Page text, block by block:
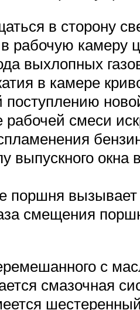
в сторону
рабочую камеру
выхлопных
в камере
смеси
выпускного
вызывает
смещения
с
смазочная